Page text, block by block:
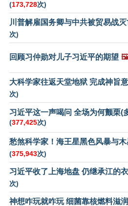
(173,728次)
川普解雇国务卿与中共被贸易战灭
次)
回顾习仲勋对儿子习近平的期望
大科学家往返天堂地狱 完成神旨
次)
习近平这一声喝问 全场为何颤栗(
(377,425次)
愁煞科学家！海王星黑色风暴与
(375,943次)
习近平收了上海地盘 仍继承江的
次)
神想咋玩就咋玩 细菌靠核燃料滋